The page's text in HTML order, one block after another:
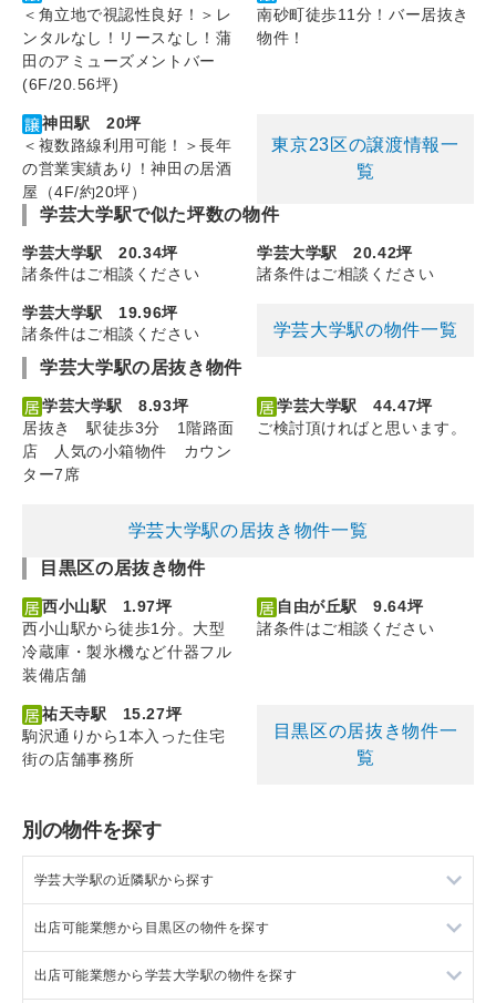
＜角立地で視認性良好！＞レ
ンタルなし！リースなし！蒲
田のアミューズメントバー
(6F/20.56坪)
南砂町徒歩11分！バー居抜き
物件！
神田駅 20坪
＜複数路線利用可能！＞長年
の営業実績あり！神田の居酒
屋（4F/約20坪）
東京23区の譲渡情報一
覧
学芸大学駅で似た坪数の物件
学芸大学駅 20.34坪
諸条件はご相談ください
学芸大学駅 20.42坪
諸条件はご相談ください
学芸大学駅 19.96坪
諸条件はご相談ください
学芸大学駅の物件一覧
学芸大学駅の居抜き物件
学芸大学駅 8.93坪
居抜き 駅徒歩3分 1階路面
店 人気の小箱物件 カウン
ター7席
学芸大学駅 44.47坪
ご検討頂ければと思います。
学芸大学駅の居抜き物件一覧
目黒区の居抜き物件
西小山駅 1.97坪
西小山駅から徒歩1分。大型
冷蔵庫・製氷機など什器フル
装備店舗
自由が丘駅 9.64坪
諸条件はご相談ください
祐天寺駅 15.27坪
駒沢通りから1本入った住宅
街の店舗事務所
目黒区の居抜き物件一
覧
別の物件を探す
学芸大学駅の近隣駅から探す
都立大学駅の店舗物件・貸店舗・テナント一覧
祐天寺駅の店舗物件・貸店舗・テナント一覧
出店可能業態から目黒区の物件を探す
目黒区の重飲食を出店可能な店舗物件・貸店舗・テナント一覧
出店可能業態から学芸大学駅の物件を探す